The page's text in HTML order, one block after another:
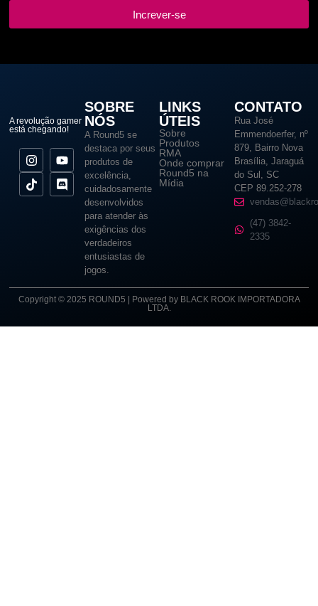
Increver-se
A revolução gamer
está chegando!
SOBRE
NÓS
A Round5 se
destaca por seus
produtos de
excelência,
cuidadosamente
desenvolvidos
para atender às
exigências dos
verdadeiros
entusiastas de
jogos.
LINKS
ÚTEIS
Sobre
Produtos
RMA
Onde comprar
Round5 na
Mídia
CONTATO
Rua José
Emmendoerfer, nº
879, Bairro Nova
Brasília, Jaraguá
do Sul, SC
CEP 89.252-278
(47) 3842-
2335
Copyright © 2025 ROUND5 | Powered by BLACK ROOK IMPORTADORA
LTDA.